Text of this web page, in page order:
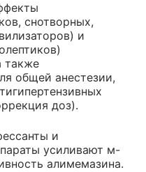
снотворных,
и
также
общей анестезии,
доз).
и
усиливают м-
алимемазина.